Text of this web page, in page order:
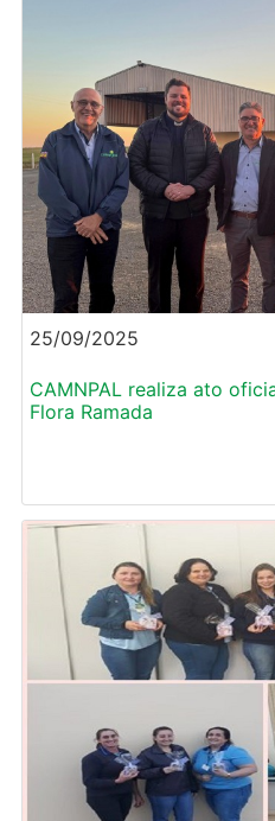
25/09/2025
CAMNPAL realiza ato
Flora Ramada